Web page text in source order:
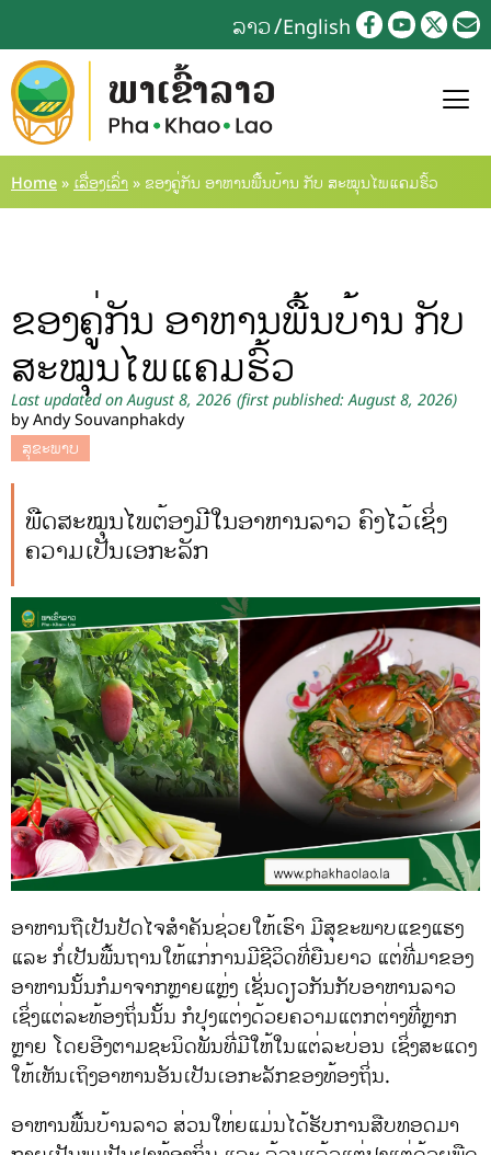
ລາວ English
Home » ເລື່ອງເລົ່າ » ຂອງຄູ່ກັນ ອາຫານພື້ນບ້ານ ກັບ ສະໝຸນໄພແຄມຮົ້ວ
ຂອງຄູ່ກັນ ອາຫານພື້ນບ້ານ ກັບ
ສະໝຸນໄພແຄມຮົ້ວ
Last updated on August 8, 2026 (first published: August 8, 2026)
by Andy Souvanphakdy
ສຸຂະພາບ
ພືດສະໝຸນໄພຕ້ອງມີໃນອາຫານລາວ ຄົງໄວ້ເຊິ່ງ
ຄວາມເປັນເອກະລັກ
ອາຫານຖືເປັນປັດໄຈສຳຄັນຊ່ວຍໃຫ້ເຮົາ ມີສຸຂະພາບແຂງແຮງ
ແລະ ກໍ່ເປັນພື້ນຖານໃຫ້ແກ່ການມີຊີວິດທີ່ຍືນຍາວ ແຕ່ທີ່ມາຂອງ
ອາຫານນັ້ນກໍມາຈາກຫຼາຍແຫຼ່ງ ເຊັ່ນດຽວກັນກັບອາຫານລາວ
ເຊິ່ງແຕ່ລະທ້ອງຖິ່ນນັ້ນ ກໍປຸງແຕ່ງດ້ວຍຄວາມແຕກຕ່າງທີ່ຫຼາກ
ຫຼາຍ ໂດຍອີງຕາມຊະນິດພັນທີ່ມີໃຫ້ໃນແຕ່ລະບ່ອນ ເຊິ່ງສະແດງ
ໃຫ້ເຫັນເຖິງອາຫານອັນເປັນເອກະລັກຂອງທ້ອງຖິ່ນ.
ອາຫານພື້ນບ້ານລາວ ສ່ວນໃຫ່ຍແມ່ນໄດ້ຮັບການສືບທອດມາ